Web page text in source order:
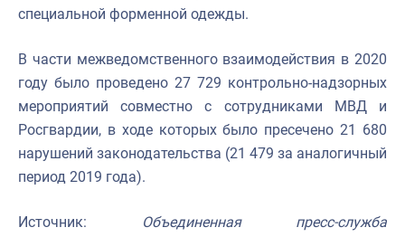
специальной форменной одежды.
В части межведомственного взаимодействия в 2020
году было проведено 27 729 контрольно-надзорных
мероприятий совместно с сотрудниками МВД и
Росгвардии, в ходе которых было пресечено 21 680
нарушений законодательства (21 479 за аналогичный
период 2019 года).
Источник:
Объединенная пресс-служба